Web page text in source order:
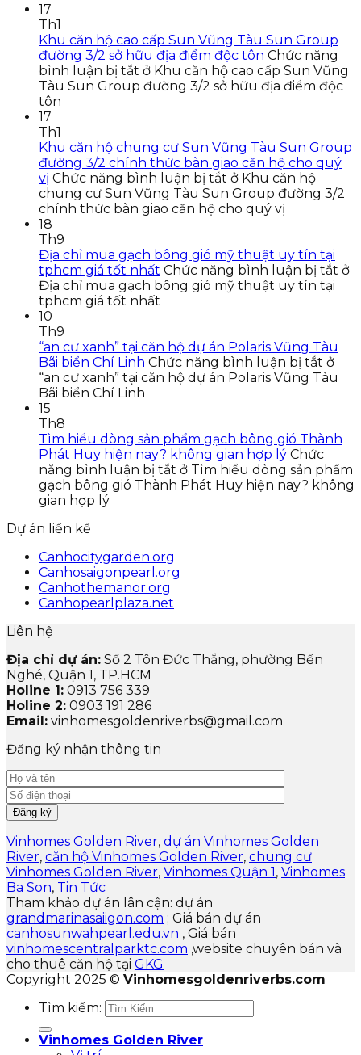
17
Th1
Khu căn hộ cao cấp Sun Vũng Tàu Sun Group
đường 3/2 sở hữu địa điểm độc tôn Chức năng
bình luận bị tắt ở Khu căn hộ cao cấp Sun Vũng
Tàu Sun Group đường 3/2 sở hữu địa điểm độc
tôn
17
Th1
Khu căn hộ chung cư Sun Vũng Tàu Sun Group
đường 3/2 chính thức bàn giao căn hộ cho quý
vị Chức năng bình luận bị tắt ở Khu căn hộ
chung cư Sun Vũng Tàu Sun Group đường 3/2
chính thức bàn giao căn hộ cho quý vị
18
Th9
Địa chỉ mua gạch bông gió mỹ thuật uy tín tại
tphcm giá tốt nhất Chức năng bình luận bị tắt ở
Địa chỉ mua gạch bông gió mỹ thuật uy tín tại
tphcm giá tốt nhất
10
Th9
“an cư xanh” tại căn hộ dự án Polaris Vũng Tàu
Bãi biển Chí Linh Chức năng bình luận bị tắt ở
“an cư xanh” tại căn hộ dự án Polaris Vũng Tàu
Bãi biển Chí Linh
15
Th8
Tìm hiểu dòng sản phẩm gạch bông gió Thành
Phát Huy hiện nay? không gian hợp lý Chức
năng bình luận bị tắt ở Tìm hiểu dòng sản phẩm
gạch bông gió Thành Phát Huy hiện nay? không
gian hợp lý
Dự án liền kề
Canhocitygarden.org
Canhosaigonpearl.org
Canhothemanor.org
Canhopearlplaza.net
Liên hệ
Địa chỉ dự án: Số 2 Tôn Đức Thắng, phường Bến
Nghé, Quận 1, TP.HCM
Holine 1: 0913 756 339
Holine 2: 0903 191 286
Email: vinhomesgoldenriverbs@gmail.com
Đăng ký nhận thông tin
Vinhomes Golden River, dự án Vinhomes Golden
River, căn hộ Vinhomes Golden River, chung cư
Vinhomes Golden River, Vinhomes Quận 1, Vinhomes
Ba Son, Tin Tức
Tham khảo dự án lân cận: dự án
grandmarinasaiigon.com ; Giá bán dự án
canhosunwahpearl.edu.vn , Giá bán
vinhomescentralparktc.com ,website chuyên bán và
cho thuê căn hộ tại GKG
Copyright 2025 © Vinhomesgoldenriverbs.com
Tìm kiếm:
Vinhomes Golden River